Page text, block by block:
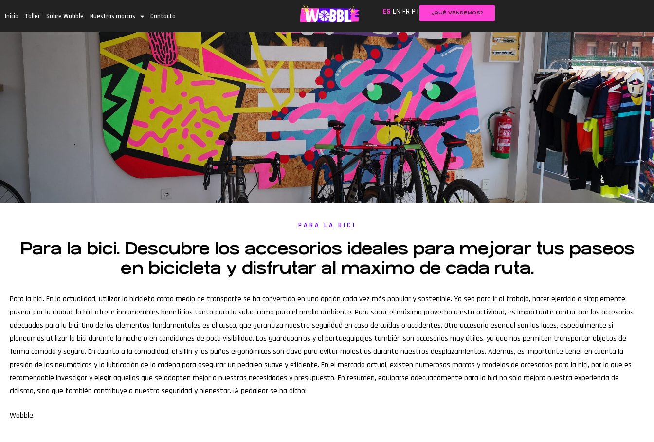
Inicio Taller Sobre Wobble Nuestras marcas Contacto ES EN FR PT ¿QUÉ VENDEMOS?
PARA LA BICI
Para la bici. Descubre los accesorios ideales para mejorar tus paseos
en bicicleta y disfrutar al maximo de cada ruta.
Para la bici. En la actualidad, utilizar la bicicleta como medio de transporte se ha convertido en una opción cada vez más popular y sostenible. Ya sea para ir al trabajo, hacer ejercicio o simplemente
pasear por la ciudad, la bici ofrece innumerables beneficios tanto para la salud como para el medio ambiente. Para sacar el máximo provecho a esta actividad, es importante contar con los accesorios
adecuados para la bici. Uno de los elementos fundamentales es el casco, que garantiza nuestra seguridad en caso de caídas o accidentes. Otro accesorio esencial son las luces, especialmente si
planeamos utilizar la bici durante la noche o en condiciones de poca visibilidad. Los guardabarros y el portaequipajes también son accesorios muy útiles, ya que nos permiten transportar objetos de
forma cómoda y segura. En cuanto a la comodidad, el sillín y los puños ergonómicos son clave para evitar molestias durante nuestros desplazamientos. Además, es importante tener en cuenta la
presión de los neumáticos y la lubricación de la cadena para asegurar un pedaleo suave y eficiente. En el mercado actual, existen numerosas marcas y modelos de accesorios para la bici, por lo que es
recomendable investigar y elegir aquellos que se adapten mejor a nuestras necesidades y presupuesto. En resumen, equiparse adecuadamente para la bici no solo mejora nuestra experiencia de
ciclismo, sino que también contribuye a nuestra seguridad y bienestar. ¡A pedalear se ha dicho!
Wobble.